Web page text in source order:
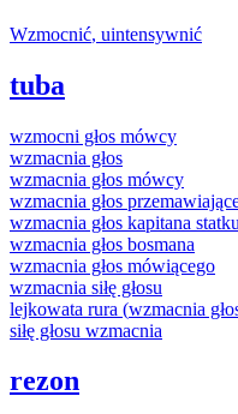
Wzmocnić, uintensywnić
tuba
wzmocni głos mówcy
wzmacnia głos
wzmacnia głos mówcy
wzmacnia głos
wzmacnia głos kapitana statku
wzmacnia głos bosmana
wzmacnia głos mówiącego
wzmacnia siłę głosu
lejkowata rura (wzmacnia
siłę głosu wzmacnia
rezon